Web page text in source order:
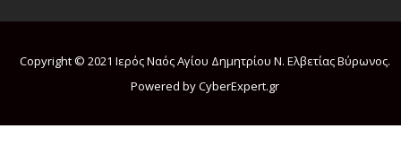
Copyright © 2021 Ιερός Ναός Αγίου Δημητρίου Ν. Ελβετίας Βύρωνος.
Powered by CyberExpert.gr